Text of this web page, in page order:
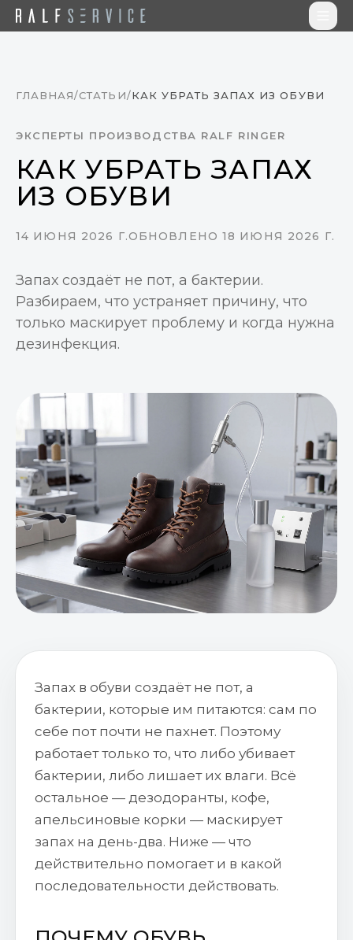
Перейти к содержимому
ГЛАВНАЯ/СТАТЬИ/КАК УБРАТЬ ЗАПАХ ИЗ ОБУВИ
ЭКСПЕРТЫ ПРОИЗВОДСТВА RALF RINGER
КАК УБРАТЬ ЗАПАХ
ИЗ ОБУВИ
14 ИЮНЯ 2026 Г.ОБНОВЛЕНО 18 ИЮНЯ 2026 Г.
Запах создаёт не пот, а бактерии.
Разбираем, что устраняет причину, что
только маскирует проблему и когда нужна
дезинфекция.
Запах в обуви создаёт не пот, а
бактерии, которые им питаются: сам по
себе пот почти не пахнет. Поэтому
работает только то, что либо убивает
бактерии, либо лишает их влаги. Всё
остальное — дезодоранты, кофе,
апельсиновые корки — маскирует
запах на день-два. Ниже — что
действительно помогает и в какой
последовательности действовать.